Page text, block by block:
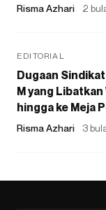
Risma Azhari 2
EDITORIAL
Dugaan
M yang Libatkan
hingga ke Meja
Risma Azhari 3